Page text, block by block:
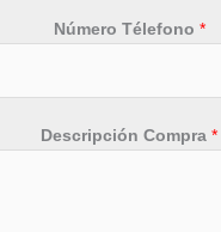
Número Télefono *
e
Descripción Compra *